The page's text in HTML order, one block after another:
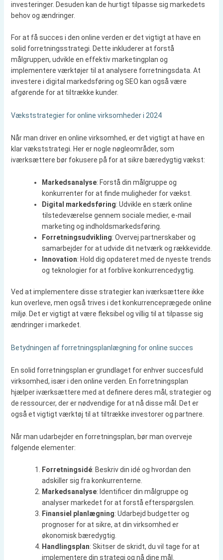
investeringer. Desuden kan de hurtigt tilpasse sig markedets
behov og ændringer.
For at få succes i den online verden er det vigtigt at have en
solid forretningsstrategi. Dette inkluderer at forstå
målgruppen, udvikle en effektiv marketingplan og
implementere værktøjer til at analysere forretningsdata. At
investere i digital markedsføring og SEO kan også være
afgørende for at tiltrække kunder.
Vækststrategier for online virksomheder i 2024
Når man driver en online virksomhed, er det vigtigt at have en
klar vækststrategi. Her er nogle nøgleområder, som
iværksættere bør fokusere på for at sikre bæredygtig vækst:
Markedsanalyse: Forstå din målgruppe og
konkurrenter for at finde muligheder for vækst.
Digital markedsføring: Udvikle en stærk online
tilstedeværelse gennem sociale medier, e-mail
marketing og indholdsmarkedsføring.
Forretningsudvikling: Overvej partnerskaber og
samarbejder for at udvide dit netværk og rækkevidde.
Innovation: Hold dig opdateret med de nyeste trends
og teknologier for at forblive konkurrencedygtig.
Ved at implementere disse strategier kan iværksættere ikke
kun overleve, men også trives i det konkurrenceprægede online
miljø. Det er vigtigt at være fleksibel og villig til at tilpasse sig
ændringer i markedet.
Betydningen af forretningsplanlægning for online succes
En solid forretningsplan er grundlaget for enhver succesfuld
virksomhed, især i den online verden. En forretningsplan
hjælper iværksættere med at definere deres mål, strategier og
de ressourcer, der er nødvendige for at nå disse mål. Det er
også et vigtigt værktøj til at tiltrække investorer og partnere.
Når man udarbejder en forretningsplan, bør man overveje
følgende elementer:
Forretningsidé: Beskriv din idé og hvordan den
adskiller sig fra konkurrenterne.
Markedsanalyse: Identificer din målgruppe og
analyser markedet for at forstå efterspørgslen.
Finansiel planlægning: Udarbejd budgetter og
prognoser for at sikre, at din virksomhed er
økonomisk bæredygtig.
Handlingsplan: Skitser de skridt, du vil tage for at
implementere din strategi og nå dine mål.